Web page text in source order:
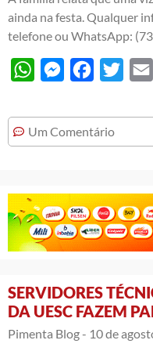
ainda na festa. Qualquer
telefone ou WhatsApp:
WhatsAppMessengerFacebook
Um Comentário
SERVIDORES
DA UESC FAZEM
Pimenta Blog - 10 de